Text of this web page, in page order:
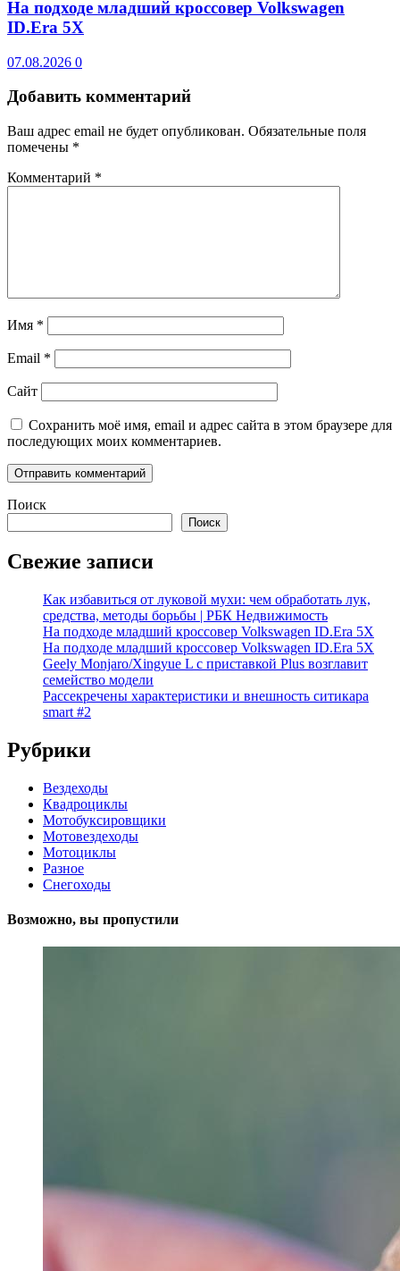
На подходе младший кроссовер Volkswagen
ID.Era 5X
07.08.2026 0
Добавить комментарий
Ваш адрес email не будет опубликован. Обязательные поля
помечены *
Комментарий *
Имя *
Email *
Сайт
Сохранить моё имя, email и адрес сайта в этом браузере для
последующих моих комментариев.
Поиск
Поиск
Свежие записи
Как избавиться от луковой мухи: чем обработать лук,
средства, методы борьбы | РБК Недвижимость
На подходе младший кроссовер Volkswagen ID.Era 5X
На подходе младший кроссовер Volkswagen ID.Era 5X
Geely Monjaro/Xingyue L с приставкой Plus возглавит
семейство модели
Рассекречены характеристики и внешность ситикара
smart #2
Рубрики
Вездеходы
Квадроциклы
Мотобуксировщики
Мотовездеходы
Мотоциклы
Разное
Снегоходы
Возможно, вы пропустили